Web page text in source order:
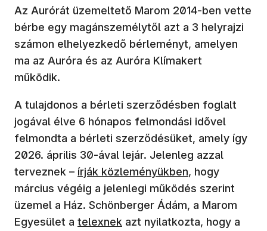
Az Aurórát üzemeltető Marom 2014-ben vette
bérbe egy magánszemélytől azt a 3 helyrajzi
számon elhelyezkedő bérleményt, amelyen
ma az Auróra és az Auróra Klímakert
működik.
A tulajdonos a bérleti szerződésben foglalt
jogával élve 6 hónapos felmondási idővel
felmondta a bérleti szerződésüket, amely így
2026. április 30-ával lejár. Jelenleg azzal
terveznek – írják közleményükben, hogy
március végéig a jelenlegi működés szerint
üzemel a Ház. Schönberger Ádám, a Marom
Egyesület a telexnek azt nyilatkozta, hogy a